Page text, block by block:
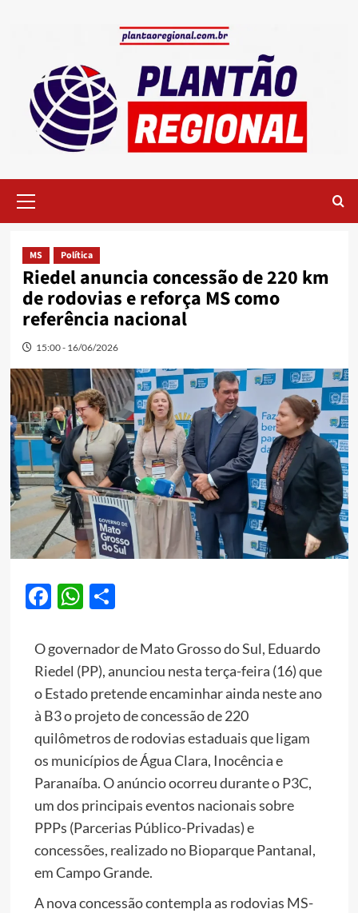
Menu
MS Política
Riedel anuncia concessão de 220 km
de rodovias e reforça MS como
referência nacional
15:00 - 16/06/2026
Facebook
WhatsApp
Share
O governador de Mato Grosso do Sul, Eduardo
Riedel (PP), anunciou nesta terça-feira (16) que
o Estado pretende encaminhar ainda neste ano
à B3 o projeto de concessão de 220
quilômetros de rodovias estaduais que ligam
os municípios de Água Clara, Inocência e
Paranaíba. O anúncio ocorreu durante o P3C,
um dos principais eventos nacionais sobre
PPPs (Parcerias Público-Privadas) e
concessões, realizado no Bioparque Pantanal,
em Campo Grande.
A nova concessão contempla as rodovias MS-